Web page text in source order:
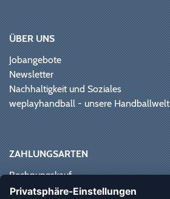
ÜBER UNS
Jobangebote
Newsletter
Nachhaltigkeit und Soziales
weplayhandball - unsere Handballwelt
ZAHLUNGSARTEN
Rechnungskauf
Paypal